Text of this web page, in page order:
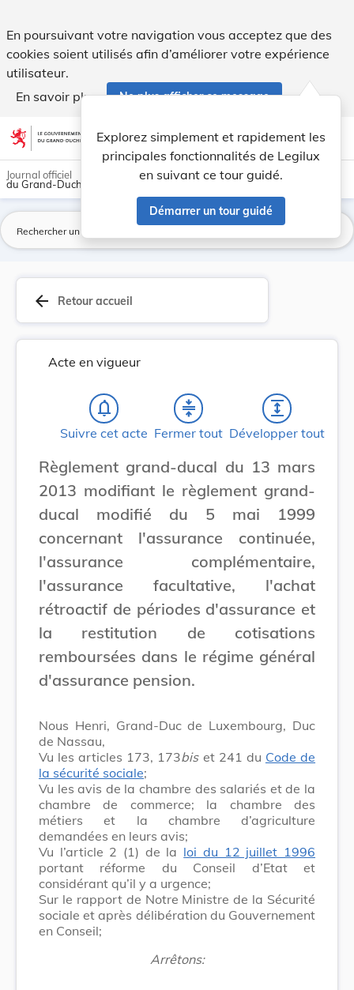
En poursuivant votre navigation vous acceptez que des
cookies soient utilisés afin d’améliorer votre expérience
utilisateur.
En savoir plus
Ne plus afficher ce message
Aller au contenu account_circle help Aide
Explorez simplement et rapidement les
principales fonctionnalités de Legilux
en suivant ce tour guidé.
Démarrer un tour guidé
light_mode dark_mode
Journal officiel
du Grand-Duché de Luxembourg
arrow_back Retour accueil
Acte en vigueur
notifications_none
Suivre cet acte
compress
Fermer tout
expand
Développer tout
Règlement grand-ducal du 13 mars
2013 modifiant le règlement grand-
ducal modifié du 5 mai 1999
concernant l'assurance continuée,
l'assurance complémentaire,
l'assurance facultative, l'achat
rétroactif de périodes d'assurance et
la restitution de cotisations
remboursées dans le régime général
d'assurance pension.
Nous Henri, Grand-Duc de Luxembourg, Duc
de Nassau,
Vu les articles 173, 173biset 241 du Code de
la sécurité sociale;
Vu les avis de la chambre des salariés et de la
chambre de commerce; la chambre des
métiers et la chambre d’agriculture
demandées en leurs avis;
Vu l’article 2 (1) de la loi du 12 juillet 1996
portant réforme du Conseil d’Etat et
considérant qu’il y a urgence;
Sur le rapport de Notre Ministre de la Sécurité
sociale et après délibération du Gouvernement
en Conseil;
Arrêtons: